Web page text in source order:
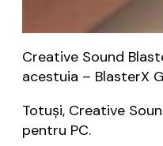
Creative Sound
acestuia – BlasterX
Totuși, Creative
pentru PC.